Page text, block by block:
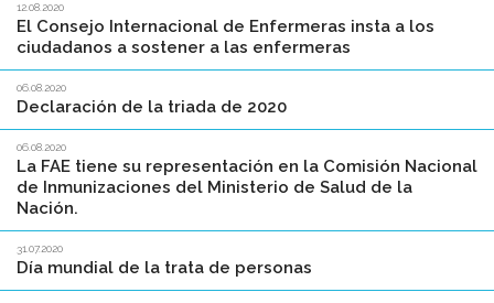
12.08.2020
El Consejo Internacional de Enfermeras insta a los
ciudadanos a sostener a las enfermeras
06.08.2020
Declaración de la triada de 2020
06.08.2020
La FAE tiene su representación en la Comisión Nacional
de Inmunizaciones del Ministerio de Salud de la
Nación.
31.07.2020
Día mundial de la trata de personas